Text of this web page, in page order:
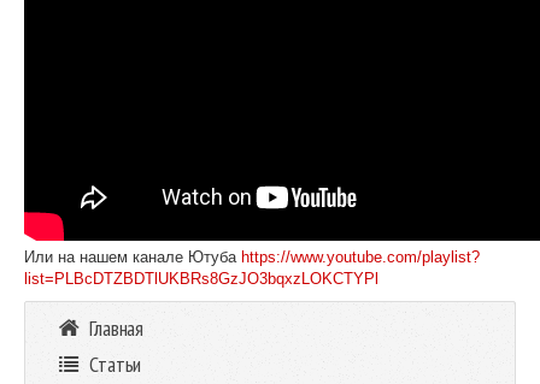
Или на нашем канале Ютуба https://www.youtube.com/playlist?
list=PLBcDTZBDTlUKBRs8GzJO3bqxzLOKCTYPl
Главная
Статьи